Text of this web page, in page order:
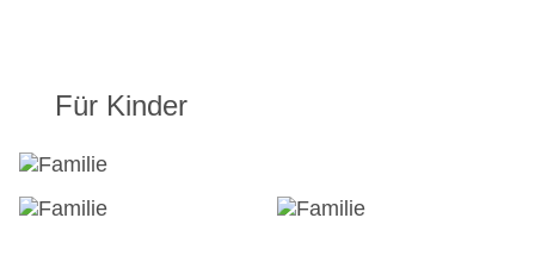
inklusive
Reservierung notwendig, gegen Gebühr,
Menüwahl
Galadinner: Anfrage & Reservierung notwendig,
Für Kinder